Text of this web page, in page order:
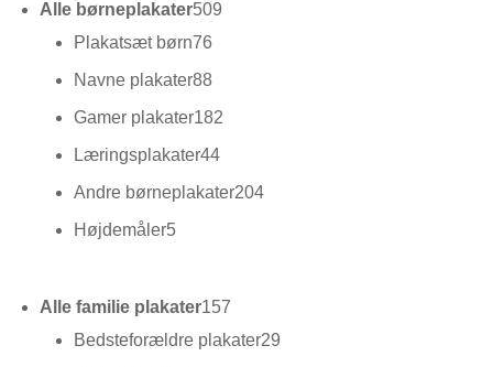
Alle børneplakater509
Plakatsæt børn76
Navne plakater8888
varer
Gamer plakater182
Læringsplakater4444
varer
Andre børneplakater204204
Højdemåler55
Alle familie plakater157
varer
Bedsteforældre plakater29